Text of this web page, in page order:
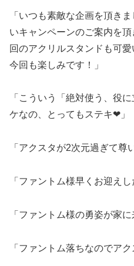
「いつも素敵な企画を頂き
いキャンペーンのご案内を
回のアクリルスタンドも可
今回も楽しみです！」
「こういう「絶対使う、役
ケなの、とってもステキ❤」
「アクスタが2次元過ぎて尊
「ファントム様早くお迎えし
「ファントム様の勇姿が家に
「ファントム落ちなのでアク